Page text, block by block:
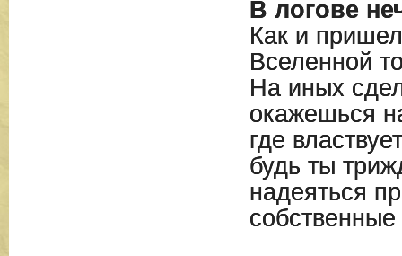
В логове
Как и
Вселенной
На иных
окажешься
где
будь ты
надеяться